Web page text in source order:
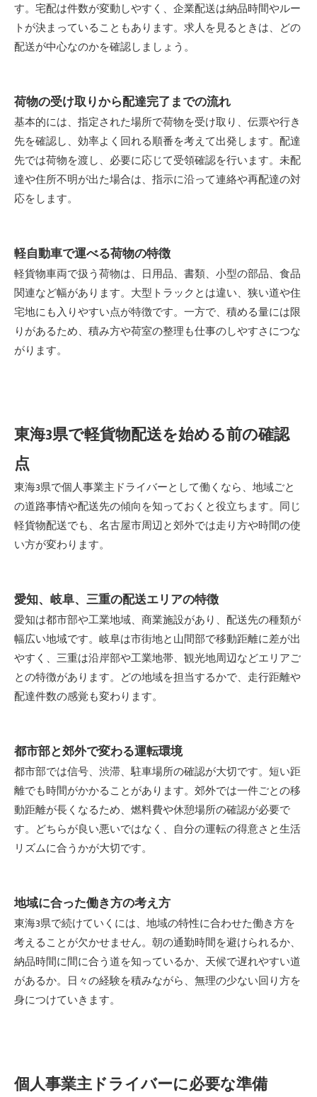
す。宅配は件数が変動しやすく、企業配送は納品時間やルー
トが決まっていることもあります。求人を見るときは、どの
配送が中心なのかを確認しましょう。
荷物の受け取りから配達完了までの流れ
基本的には、指定された場所で荷物を受け取り、伝票や行き
先を確認し、効率よく回れる順番を考えて出発します。配達
先では荷物を渡し、必要に応じて受領確認を行います。未配
達や住所不明が出た場合は、指示に沿って連絡や再配達の対
応をします。
軽自動車で運べる荷物の特徴
軽貨物車両で扱う荷物は、日用品、書類、小型の部品、食品
関連など幅があります。大型トラックとは違い、狭い道や住
宅地にも入りやすい点が特徴です。一方で、積める量には限
りがあるため、積み方や荷室の整理も仕事のしやすさにつな
がります。
東海3県で軽貨物配送を始める前の確認
点
東海3県で個人事業主ドライバーとして働くなら、地域ごと
の道路事情や配送先の傾向を知っておくと役立ちます。同じ
軽貨物配送でも、名古屋市周辺と郊外では走り方や時間の使
い方が変わります。
愛知、岐阜、三重の配送エリアの特徴
愛知は都市部や工業地域、商業施設があり、配送先の種類が
幅広い地域です。岐阜は市街地と山間部で移動距離に差が出
やすく、三重は沿岸部や工業地帯、観光地周辺などエリアご
との特徴があります。どの地域を担当するかで、走行距離や
配達件数の感覚も変わります。
都市部と郊外で変わる運転環境
都市部では信号、渋滞、駐車場所の確認が大切です。短い距
離でも時間がかかることがあります。郊外では一件ごとの移
動距離が長くなるため、燃料費や休憩場所の確認が必要で
す。どちらが良い悪いではなく、自分の運転の得意さと生活
リズムに合うかが大切です。
地域に合った働き方の考え方
東海3県で続けていくには、地域の特性に合わせた働き方を
考えることが欠かせません。朝の通勤時間を避けられるか、
納品時間に間に合う道を知っているか、天候で遅れやすい道
があるか。日々の経験を積みながら、無理の少ない回り方を
身につけていきます。
個人事業主ドライバーに必要な準備